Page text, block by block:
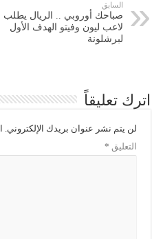
السابق
صباحك أوروبي .. الريال يطلب
لاعب ليون وفيتو الهدف الأول
لبرشلونة
اترك تعليقاً
لن يتم نشر عنوان بريدك الإلكتروني.
التعليق *